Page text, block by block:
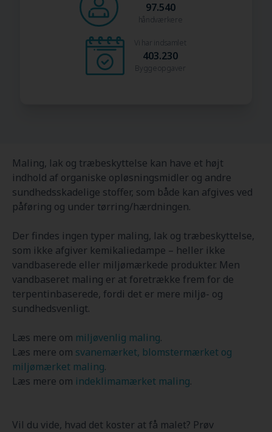
97.540
håndværkere
Vi har indsamlet
403.230
Byggeopgaver
Maling, lak og træbeskyttelse kan have et højt
indhold af organiske opløsningsmidler og andre
sundhedsskadelige stoffer, som både kan afgives ved
påføring og under tørring/hærdningen.
Der findes ingen typer maling, lak og træbeskyttelse,
som ikke afgiver kemikaliedampe – heller ikke
vandbaserede eller miljømærkede produkter. Men
vandbaseret maling er at foretrække frem for de
terpentinbaserede, fordi det er mere miljø- og
sundhedsvenligt.
Læs mere om miljøvenlig maling.
Læs mere om svanemærket, blomstermærket og
miljømærket maling.
Læs mere om indeklimamærket maling.
Vil du vide, hvad det koster at få malet? Prøv